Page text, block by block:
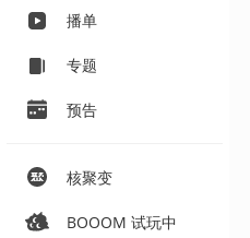
播单
专题
预告
核聚变
BOOOM 试玩中